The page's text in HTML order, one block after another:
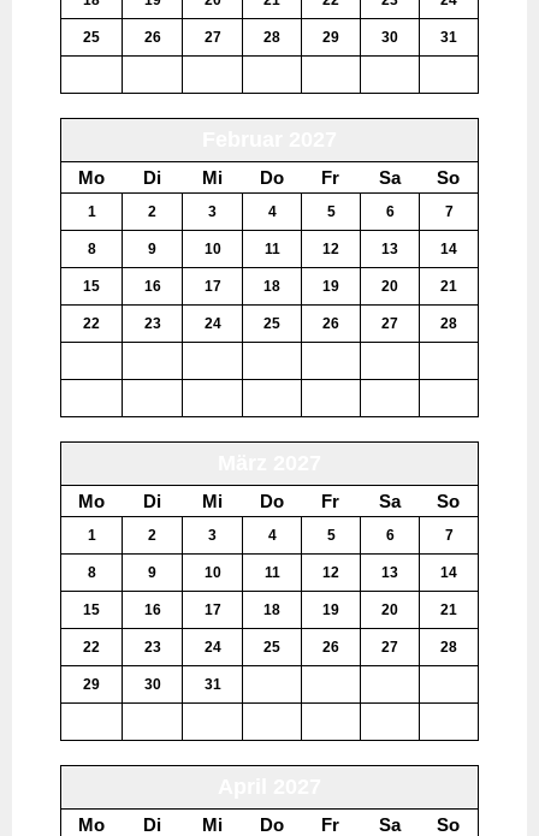
25 26 27 28 29 30 31
Mo Di Mi Do Fr Sa So
1 2 3 4 5 6 7
8 9 10 11 12 13 14
15 16 17 18 19 20 21
22 23 24 25 26 27 28
Mo Di Mi Do Fr Sa So
1 2 3 4 5 6 7
8 9 10 11 12 13 14
15 16 17 18 19 20 21
22 23 24 25 26 27 28
29 30 31
Mo Di Mi Do Fr Sa So